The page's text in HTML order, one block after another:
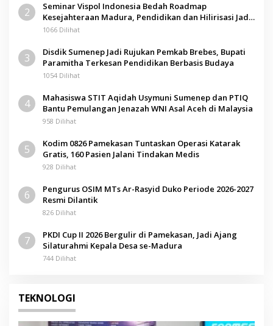
2
Seminar Vispol Indonesia Bedah Roadmap
Kesejahteraan Madura, Pendidikan dan Hilirisasi Jadi
Kunci
1066 Dilihat
3
Disdik Sumenep Jadi Rujukan Pemkab Brebes, Bupati
Paramitha Terkesan Pendidikan Berbasis Budaya
1054 Dilihat
4
Mahasiswa STIT Aqidah Usymuni Sumenep dan PTIQ
Bantu Pemulangan Jenazah WNI Asal Aceh di Malaysia
958 Dilihat
5
Kodim 0826 Pamekasan Tuntaskan Operasi Katarak
Gratis, 160 Pasien Jalani Tindakan Medis
928 Dilihat
6
Pengurus OSIM MTs Ar-Rasyid Duko Periode 2026-2027
Resmi Dilantik
826 Dilihat
7
PKDI Cup II 2026 Bergulir di Pamekasan, Jadi Ajang
Silaturahmi Kepala Desa se-Madura
744 Dilihat
TEKNOLOGI